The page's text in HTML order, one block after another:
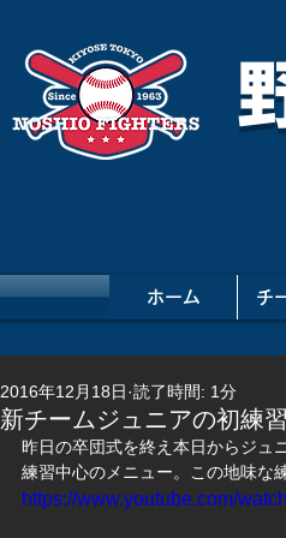
ホーム チ
新チームジュニアの初練
2016年12月18日 読了時間: 1分
昨日の卒団式を終え本日からジュ
練習中心のメニュー。この地味な
https://www.youtube.com/